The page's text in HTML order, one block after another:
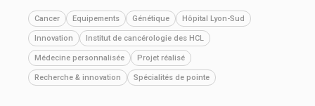
Cancer Equipements Génétique Hôpital Lyon-Sud
Innovation Institut de cancérologie des HCL
Médecine personnalisée Projet réalisé
Recherche & innovation Spécialités de pointe